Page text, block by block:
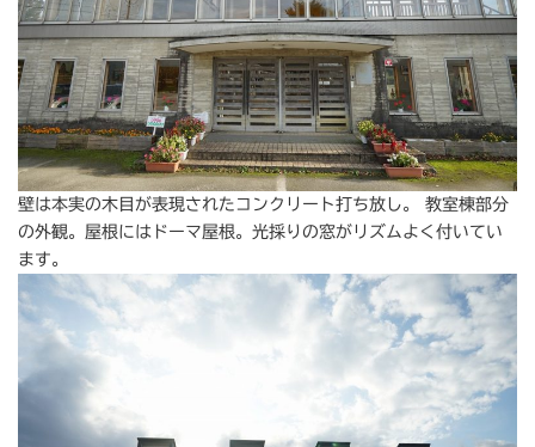
壁は本実の木目が表現されたコンクリート打ち放し。 教室棟部分
の外観。屋根にはドーマ屋根。光採りの窓がリズムよく付いてい
ます。